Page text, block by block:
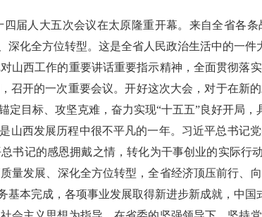
届人大五次会议在太原隆重开幕。来自全省各
化全方位转型。这是全省人民政治生活中的一件
山西工作的重要讲话重要指示精神，全面贯彻落
召开的一次重要会议。开好这次大会，对于在新
目标、攻坚克难，奋力实现“十五五”良好开局，
山西发展历程中很不平凡的一年。习近平总书记
书记的感恩拥戴之情，转化为干事创业的实际行
量发展、深化全方位转型，全省经济顶压前行、
本完成，各项事业发展取得新进步新成就，中国